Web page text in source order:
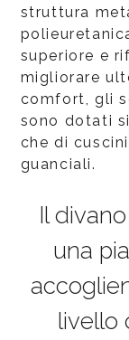
struttura
superiore e
migliorare
comfort, gli
sono dotati
che di
guanciali.
Il
una
livello